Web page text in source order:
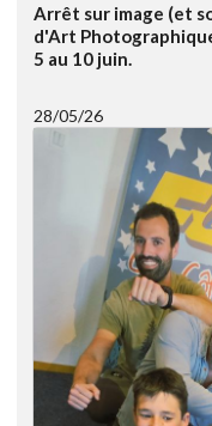
Arrêt sur image (et
d'Art
5 au 10 juin.
28/05/26